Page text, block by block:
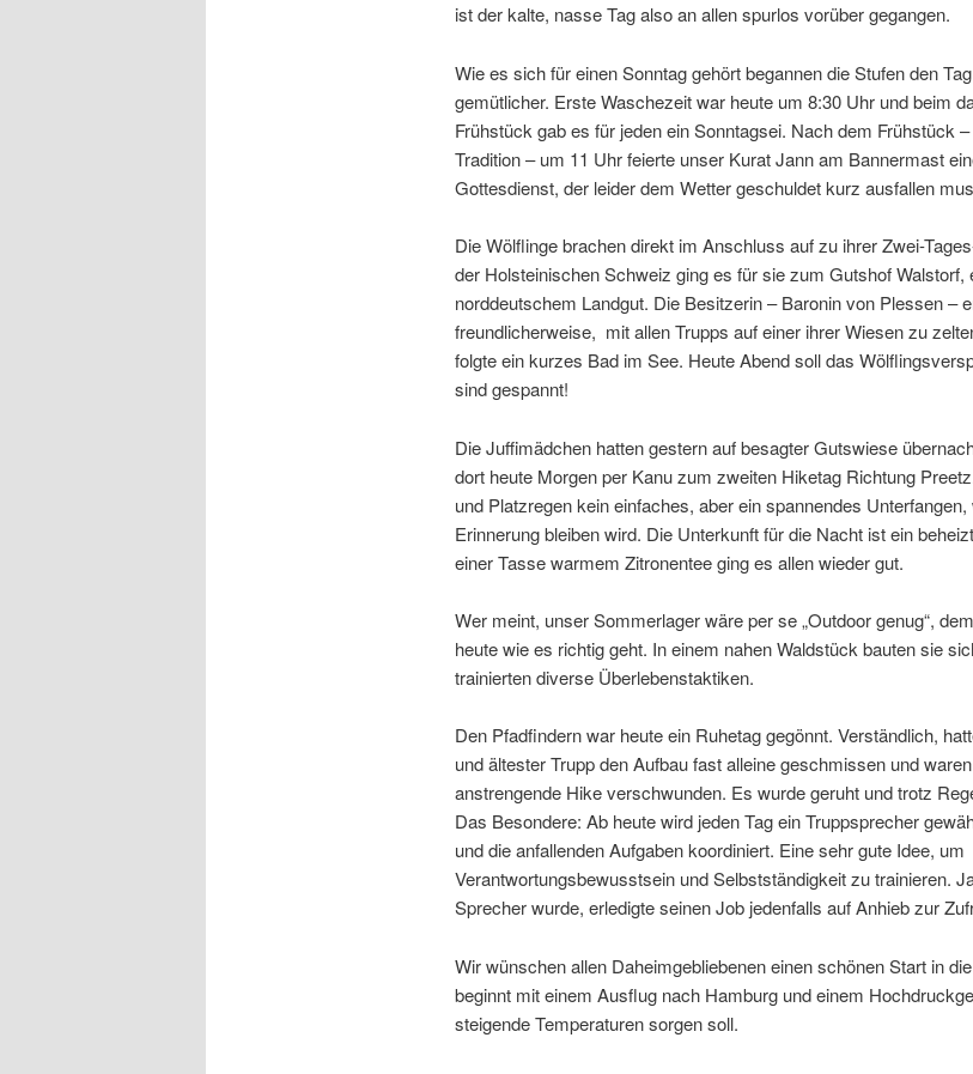
ist der kalte, nasse Tag also an allen spurlos vorüber gegangen.
Wie es sich für einen Sonntag gehört begannen die Stufen den
gemütlicher. Erste Waschezeit war heute um 8:30 Uhr und beim
Frühstück gab es für jeden ein Sonntagsei. Nach dem Frühstück
Tradition – um 11 Uhr feierte unser Kurat Jann am Bannermast
Gottesdienst, der leider dem Wetter geschuldet kurz ausfallen
Die Wölflinge brachen direkt im Anschluss auf zu ihrer Zwei-
der Holsteinischen Schweiz ging es für sie zum Gutshof Walstorf,
norddeutschem Landgut. Die Besitzerin – Baronin von Plessen –
freundlicherweise, mit allen Trupps auf einer ihrer Wiesen zu
folgte ein kurzes Bad im See. Heute Abend soll das
sind gespannt!
Die Juffimädchen hatten gestern auf besagter Gutswiese
dort heute Morgen per Kanu zum zweiten Hiketag Richtung
und Platzregen kein einfaches, aber ein spannendes
Erinnerung bleiben wird. Die Unterkunft für die Nacht ist ein
einer Tasse warmem Zitronentee ging es allen wieder gut.
Wer meint, unser Sommerlager wäre per se „Outdoor genug“,
heute wie es richtig geht. In einem nahen Waldstück bauten sie
trainierten diverse Überlebenstaktiken.
Den Pfadfindern war heute ein Ruhetag gegönnt. Verständlich,
und ältester Trupp den Aufbau fast alleine geschmissen und
anstrengende Hike verschwunden. Es wurde geruht und trotz
Das Besondere: Ab heute wird jeden Tag ein Truppsprecher
und die anfallenden Aufgaben koordiniert. Eine sehr gute Idee, um
Verantwortungsbewusstsein und Selbstständigkeit zu trainieren.
Sprecher wurde, erledigte seinen Job jedenfalls auf Anhieb zur
Wir wünschen allen Daheimgebliebenen einen schönen Start in
beginnt mit einem Ausflug nach Hamburg und einem
steigende Temperaturen sorgen soll.